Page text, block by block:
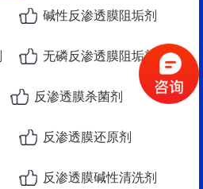
碱性反渗透膜阻垢剂
无磷反渗透膜阻垢剂
反渗透膜杀菌剂
反渗透膜还原剂
反渗透膜碱性清洗剂